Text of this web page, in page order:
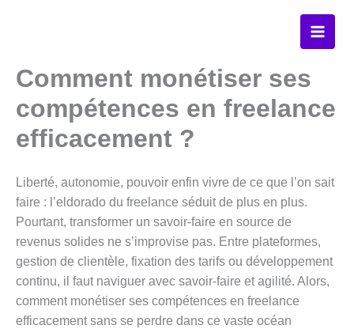
Comment monétiser ses
compétences en freelance
efficacement ?
Liberté, autonomie, pouvoir enfin vivre de ce que l’on sait
faire : l’eldorado du freelance séduit de plus en plus.
Pourtant, transformer un savoir-faire en source de
revenus solides ne s’improvise pas. Entre plateformes,
gestion de clientèle, fixation des tarifs ou développement
continu, il faut naviguer avec savoir-faire et agilité. Alors,
comment monétiser ses compétences en freelance
efficacement sans se perdre dans ce vaste océan